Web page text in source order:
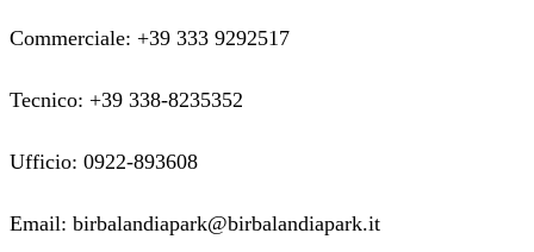
Commerciale: +39 333 9292517
Tecnico: +39 338-8235352
Ufficio: 0922-893608
Email: birbalandiapark@birbalandiapark.it